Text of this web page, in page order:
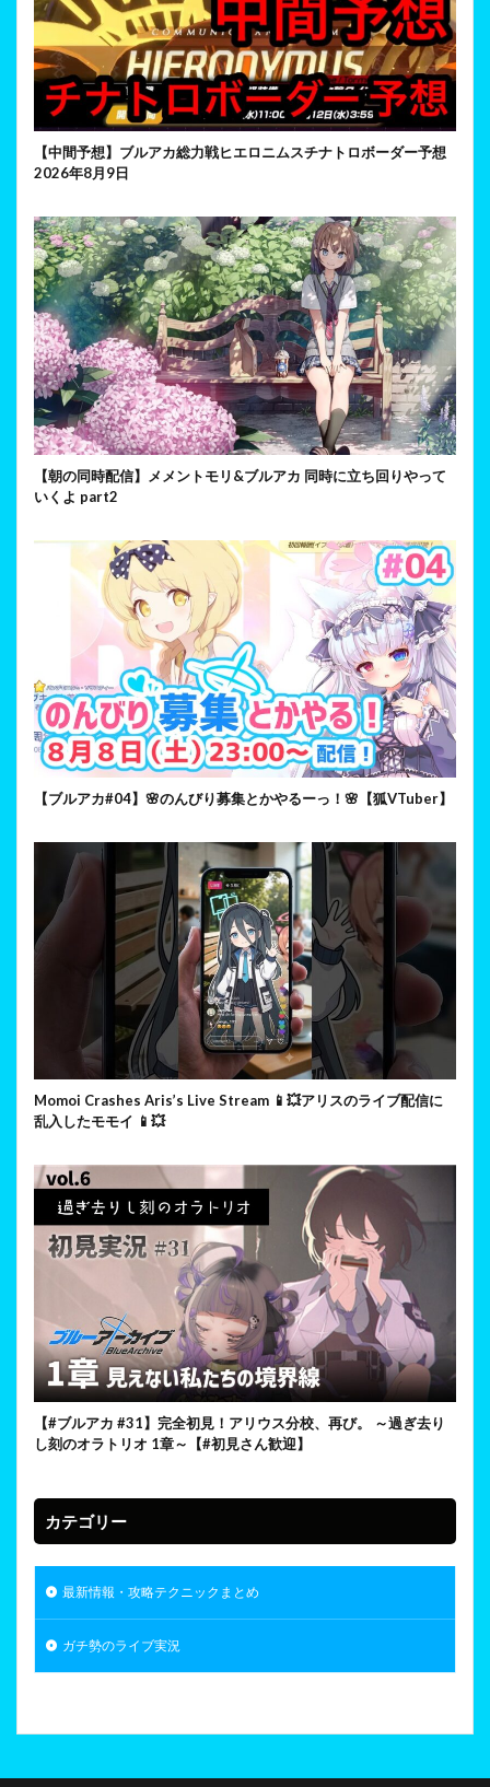
【中間予想】ブルアカ総力戦ヒエロニムスチナトロボーダー予想
2026年8月9日
【朝の同時配信】メメントモリ&ブルアカ 同時に立ち回りやって
いくよ part2
【ブルアカ#04】🌸のんびり募集とかやるーっ！🌸【狐VTuber】
Momoi Crashes Aris’s Live Stream 📱💥アリスのライブ配信に
乱入したモモイ 📱💥
【#ブルアカ #31】完全初見！アリウス分校、再び。 ～過ぎ去り
し刻のオラトリオ 1章～【#初見さん歓迎】
カテゴリー
最新情報・攻略テクニックまとめ
ガチ勢のライブ実況